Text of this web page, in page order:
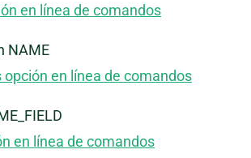
en línea de comandos
NAME
en línea de comandos
en línea de comandos